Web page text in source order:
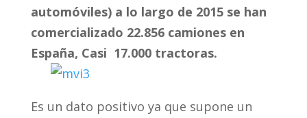
automóviles) a lo largo de 2015 se han
comercializado 22.856 camiones en
España, Casi 17.000 tractoras.
Es un dato positivo ya que supone un